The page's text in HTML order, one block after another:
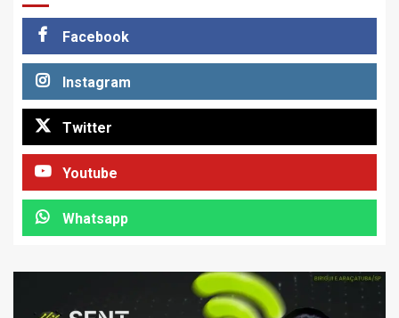
Facebook
Instagram
Twitter
Youtube
Whatsapp